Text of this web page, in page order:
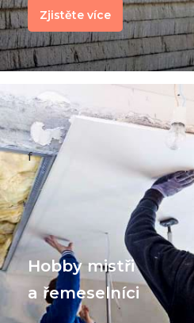
Zjistěte více
f
Hobby mistři
a řemeselníci